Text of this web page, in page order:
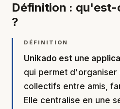
Définition : qu'est-
?
DÉFINITION
Unikado est une
qui permet d'organiser
collectifs entre amis,
Elle centralise en une